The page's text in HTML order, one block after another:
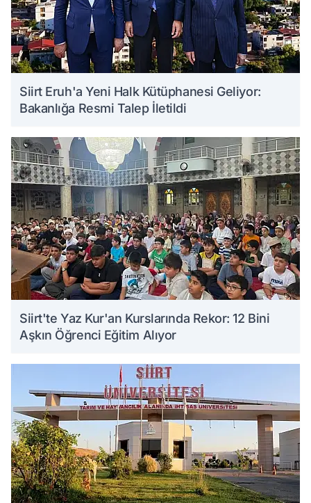
Siirt Eruh'a Yeni Halk Kütüphanesi Geliyor:
Bakanlığa Resmi Talep İletildi
Siirt'te Yaz Kur'an Kurslarında Rekor: 12 Bini
Aşkın Öğrenci Eğitim Alıyor